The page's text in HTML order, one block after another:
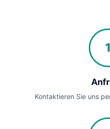
1
Kontaktieren Sie uns